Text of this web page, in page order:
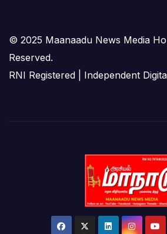
© 2025 Maanaadu News Media
Reserved.
RNI Registered | Independent